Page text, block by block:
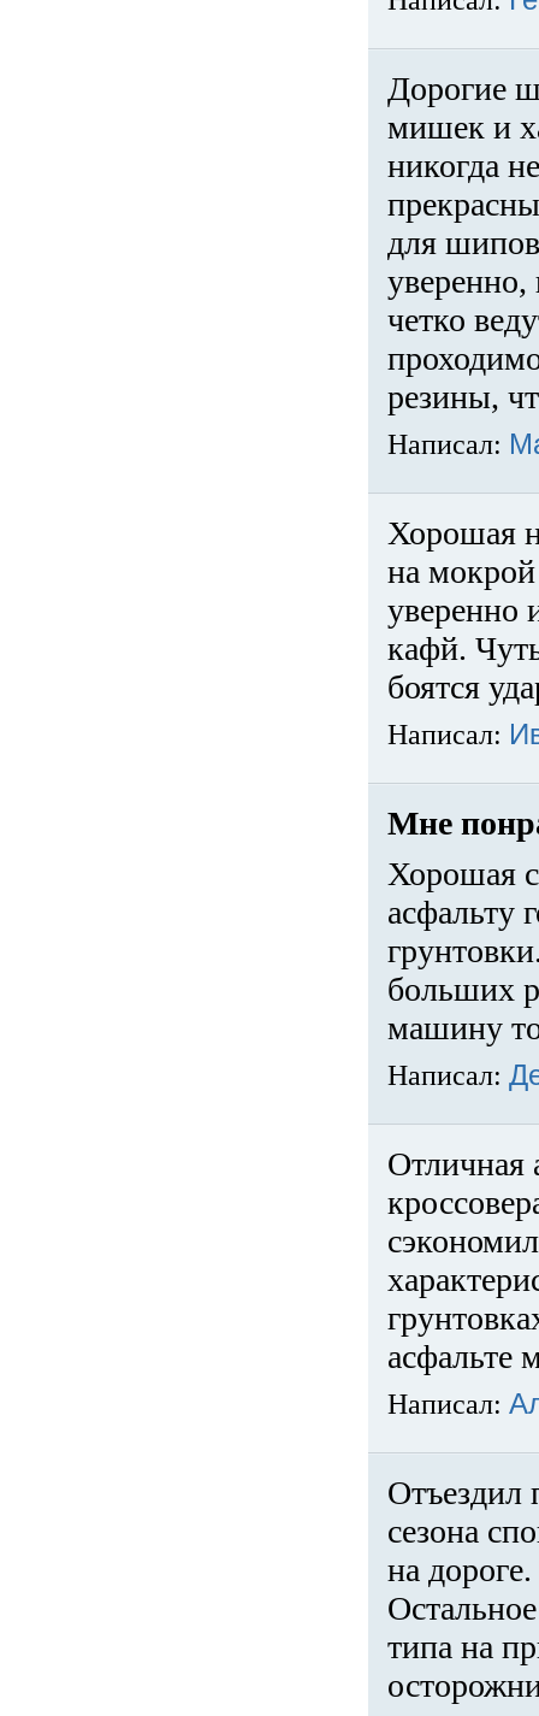
Дорогие
мишек и
никогда
для
четко
резины,
Написал:
Хорошая
на
уверенно
кафй.
боятся
Написал:
Мне
Хорошая
асфальту
больших
машину
Написал:
Отличная
асфальте
Написал:
Отъездил
сезона
на
типа на